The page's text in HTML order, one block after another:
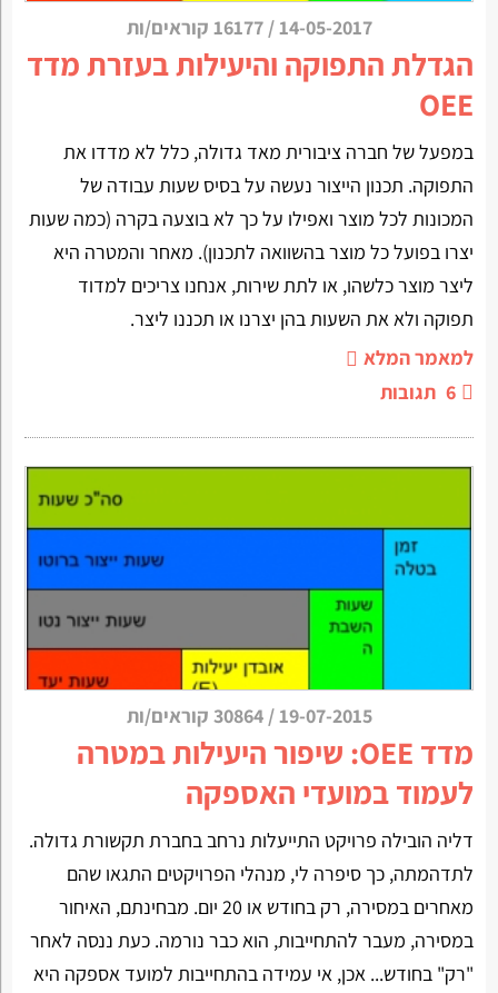
14-05-2017
/16177 קוראים/ות
הגדלת התפוקה והיעילות בעזרת מדד
OEE
במפעל של חברה ציבורית מאד גדולה, כלל לא מדדו את
התפוקה. תכנון הייצור נעשה על בסיס שעות עבודה של
המכונות לכל מוצר ואפילו על כך לא בוצעה בקרה (כמה שעות
יצרו בפועל כל מוצר בהשוואה לתכנון). מאחר והמטרה היא
ליצר מוצר כלשהו, או לתת שירות, אנחנו צריכים למדוד
תפוקה ולא את השעות בהן יצרנו או תכננו ליצר.
למאמר המלא
6 תגובות
19-07-2015
/30864 קוראים/ות
מדד OEE: שיפור היעילות במטרה
לעמוד במועדי האספקה
דליה הובילה פרויקט התייעלות נרחב בחברת תקשורת גדולה.
לתדהמתה, כך סיפרה לי, מנהלי הפרויקטים התגאו שהם
מאחרים במסירה, רק בחודש או 20 יום. מבחינתם, האיחור
במסירה, מעבר להתחייבות, הוא כבר נורמה. כעת ננסה לאחר
"רק" בחודש... אכן, אי עמידה בהתחייבות למועד אספקה היא